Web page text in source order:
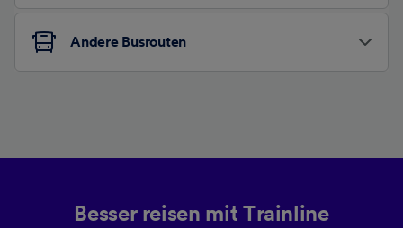
Andere Busrouten
Besser reisen mit Trainline